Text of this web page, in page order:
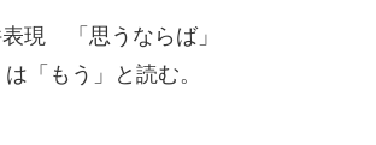
現 「思うならば」
「もう」と読む。